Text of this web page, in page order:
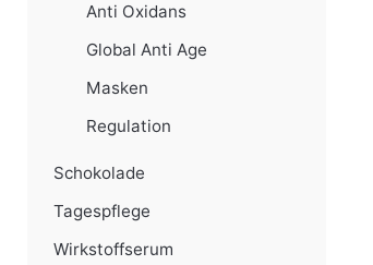
Anti Oxidans
Global Anti Age
Masken
Regulation
Schokolade
Tagespflege
Wirkstoffserum